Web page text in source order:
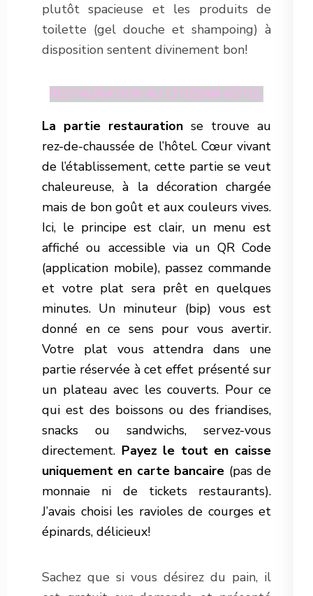
plutôt spacieuse et les produits de
toilette (gel douche et shampoing) à
disposition sentent divinement bon!
RESTAURATION AU CITIZENM HÔTEL
La partie restauration se trouve au
rez-de-chaussée de l’hôtel. Cœur vivant
de l’établissement, cette partie se veut
chaleureuse, à la décoration chargée
mais de bon goût et aux couleurs vives.
Ici, le principe est clair, un menu est
affiché ou accessible via un QR Code
(application mobile), passez commande
et votre plat sera prêt en quelques
minutes. Un minuteur (bip) vous est
donné en ce sens pour vous avertir.
Votre plat vous attendra dans une
partie réservée à cet effet présenté sur
un plateau avec les couverts. Pour ce
qui est des boissons ou des friandises,
snacks ou sandwichs, servez-vous
directement. Payez le tout en caisse
uniquement en carte bancaire (pas de
monnaie ni de tickets restaurants).
J’avais choisi les ravioles de courges et
épinards, délicieux!
Sachez que si vous désirez du pain, il